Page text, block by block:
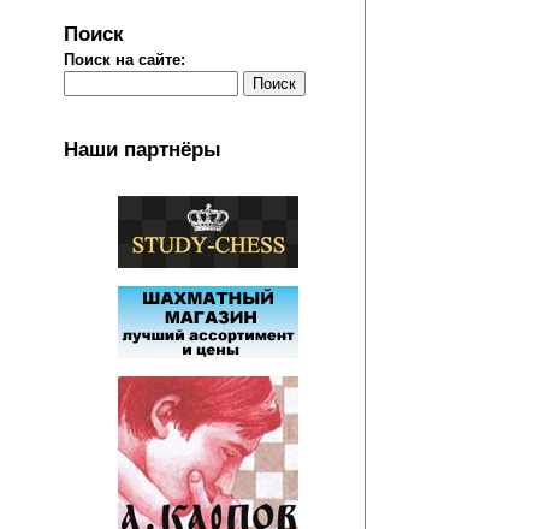
Поиск
Поиск на сайте:
Наши партнёры